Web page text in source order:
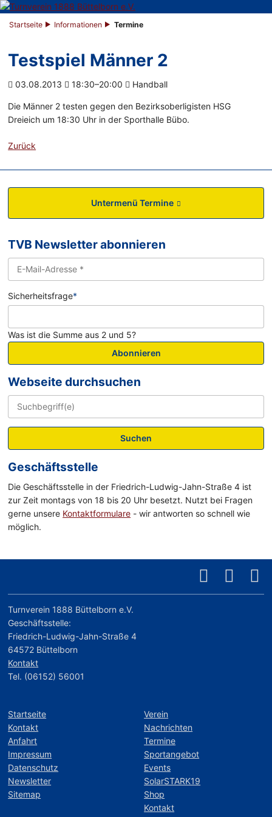
Startseite Informationen Termine
Testspiel Männer 2
03.08.2013 18:30–20:00 Handball
Die Männer 2 testen gegen den Bezirksoberligisten HSG
Dreieich um 18:30 Uhr in der Sporthalle Bübo.
Zurück
Untermenü Termine
TVB Newsletter abonnieren
Sicherheitsfrage*
Was ist die Summe aus 2 und 5?
Abonnieren
Webseite durchsuchen
Suchen
Geschäftsstelle
Die Geschäftsstelle in der Friedrich-Ludwig-Jahn-Straße 4 ist
zur Zeit montags von 18 bis 20 Uhr besetzt. Nutzt bei Fragen
gerne unsere Kontaktformulare - wir antworten so schnell wie
möglich.
Turnverein 1888 Büttelborn e.V.
Geschäftsstelle:
Friedrich-Ludwig-Jahn-Straße 4
64572 Büttelborn
Kontakt
Tel. (06152) 56001
Startseite
Kontakt
Anfahrt
Impressum
Datenschutz
Newsletter
Sitemap
Verein
Nachrichten
Termine
Sportangebot
Events
SolarSTARK19
Shop
Kontakt